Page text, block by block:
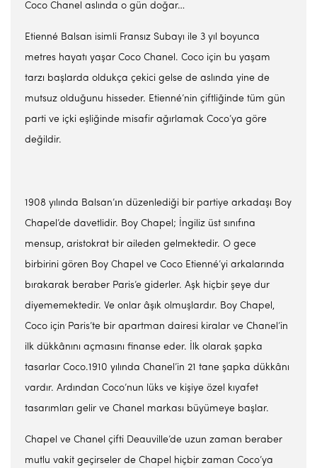
Coco Chanel aslında o gün doğar…
Etienné Balsan isimli Fransız Subayı ile 3 yıl boyunca
metres hayatı yaşar Coco Chanel. Coco için bu yaşam
tarzı başlarda oldukça çekici gelse de aslında yine de
mutsuz olduğunu hisseder. Etienné’nin çiftliğinde tüm gün
parti ve içki eşliğinde misafir ağırlamak Coco’ya göre
değildir.
1908 yılında Balsan’ın düzenlediği bir partiye arkadaşı Boy
Chapel’de davetlidir. Boy Chapel; İngiliz üst sınıfına
mensup, aristokrat bir aileden gelmektedir. O gece
birbirini gören Boy Chapel ve Coco Etienné’yi arkalarında
bırakarak beraber Paris’e giderler. Aşk hiçbir şeye dur
diyememektedir. Ve onlar âşık olmuşlardır. Boy Chapel,
Coco için Paris’te bir apartman dairesi kiralar ve Chanel’in
ilk dükkânını açmasını finanse eder. İlk olarak şapka
tasarlar Coco.1910 yılında Chanel’in 21 tane şapka dükkânı
vardır. Ardından Coco’nun lüks ve kişiye özel kıyafet
tasarımları gelir ve Chanel markası büyümeye başlar.
Chapel ve Chanel çifti Deauville’de uzun zaman beraber
mutlu vakit geçirseler de Chapel hiçbir zaman Coco’ya